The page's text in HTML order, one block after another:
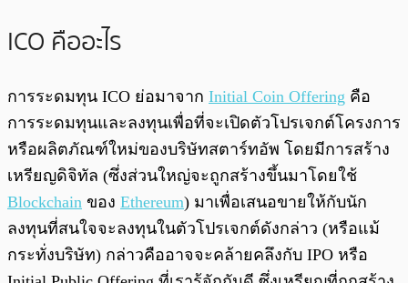
ICO คืออะไร
การระดมทุน ICO ย่อมาจาก Initial Coin Offering คือ
การระดมทุนและลงทุนเพื่อที่จะเปิดตัวโปรเจกต์โครงการ
หรือผลิตภัณฑ์ใหม่ของบริษัทสตาร์ทอัพ โดยมีการสร้าง
เหรียญดิจิทัล (ซึ่งส่วนใหญ่จะถูกสร้างขึ้นมาโดยใช้
Blockchain ของ Ethereum) มาเพื่อเสนอขายให้กับนัก
ลงทุนที่สนใจจะลงทุนในตัวโปรเจกต์ดังกล่าว (หรือแม้
กระทั่งบริษัท) กล่าวคืออาจจะคล้ายคลึงกับ IPO หรือ